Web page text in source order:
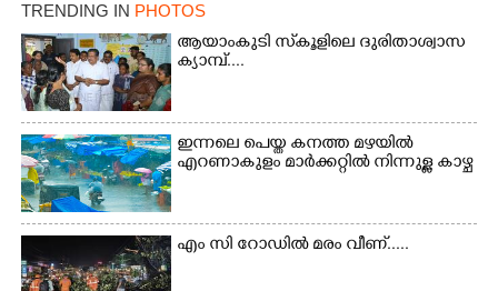
TRENDING IN PHOTOS
ആയാംകുടി സ്‌കൂളിലെ ദുരിതാശ്വാസ
ക്യാമ്പ്....
ഇന്നലെ പെയ്ത കനത്ത മഴയിൽ
എറണാകുളം മാർക്കറ്റിൽ നിന്നുള്ള കാഴ്ച
എം സി റോഡിൽ മരം വീണ്.....